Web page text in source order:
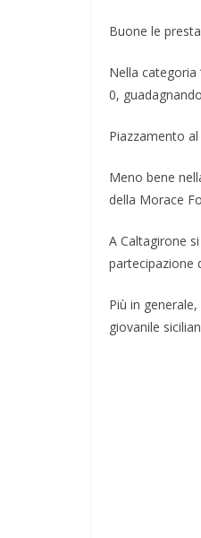
Buone le
Nella categoria
0,
Piazzamento
Meno bene
della Morace
A Caltagirone
partecipazione
Più in
giovanile